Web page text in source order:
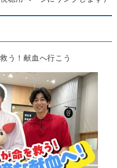
う！献血へ行こう